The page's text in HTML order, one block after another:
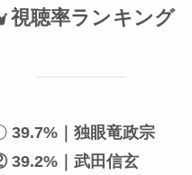
視聴率ランキング
39.7%｜独眼竜政宗
39.2%｜武田信玄